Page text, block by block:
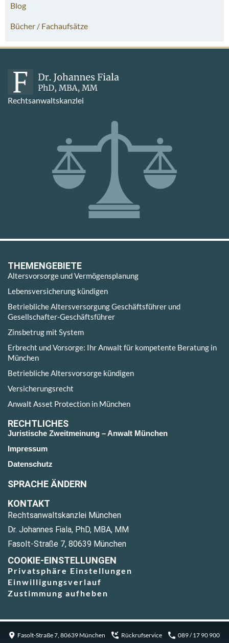
Blog
Bücher / Fachaufsätze
Rechtsanwaltskanzlei
THEMENGEBIETE
Altersvorsorge und Vermögensplanung
Lebensversicherung kündigen
Betriebliche Altersversorgung Geschäftsführer und
Gesellschafter-Geschäftsführer
Zinsbetrug mit System
Erbrecht und Vorsorge: Ihr Anwalt für kompetente Beratung in
München
Betriebliche Altersvorsorge kündigen
Versicherungsrecht
Anwalt Asset Protection in München
RECHTLICHES
Juristische Zweitmeinung – Anwalt München
Impressum
Datenschutz
SPRACHE ÄNDERN
KONTAKT
Rechtsanwaltskanzlei München
Dr. Johannes Fiala, PhD, MBA, MM
Fasolt-Straße 7, 80639 München
COOKIE-EINSTELLUNGEN
Privatsphäre Einstellungen
Einwilligungsverlauf
Zustimmung aufheben
Fasolt-Straße 7, 80639 München Rückrufservice 089 / 17 90 900